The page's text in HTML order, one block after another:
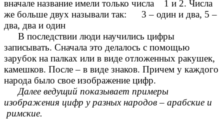
вначале название имели только числа 1 и 2. Числа
же больше двух называли так: 3 – один и два, 5 –
два, два и один
В последствии люди научились цифры
записывать. Сначала это делалось с помощью
зарубок на палках или в виде отложенных ракушек,
камешков. После – в виде знаков. Причем у каждого
народа было свое изображение цифр.
Далее ведущий показывает примеры
изображения цифр у разных народов – арабские и
римские.